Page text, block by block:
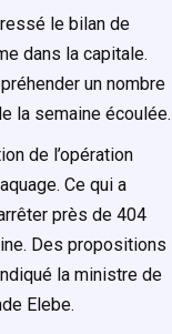
le bilan de
dans la capitale.
un nombre
la semaine écoulée.
de l’opération
Ce qui a
près de 404
Des propositions
la ministre de
Elebe.